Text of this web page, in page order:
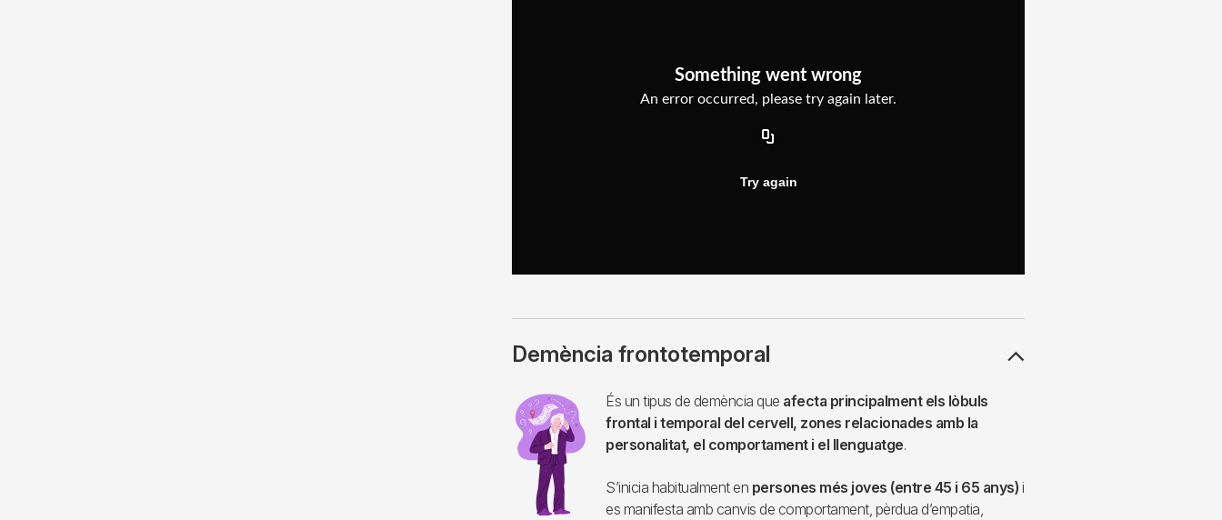
Demència frontotemporal
Imagen És un tipus de demència que afecta principalment els lòbuls
frontal i temporal del cervell, zones relacionades amb la
personalitat, el comportament i el llenguatge.
S’inicia habitualment en persones més joves (entre 45 i 65 anys) i
es manifesta amb canvis de comportament, pèrdua d’empatia,